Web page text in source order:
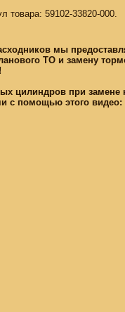
товара: 59102-33820-000.
мы
ТО и замену
цилиндров при замене
с помощью этого видео:
И ТЮНИНГА